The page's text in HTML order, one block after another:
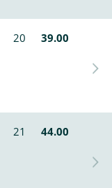
20 39.00
21 44.00